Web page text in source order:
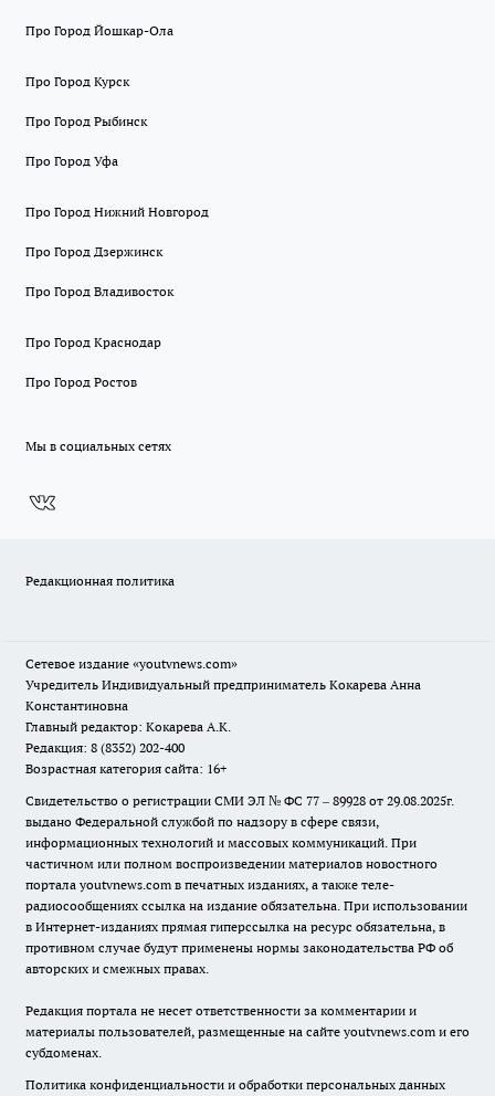
Про Город Йошкар-Ола
Про Город Курск
Про Город Рыбинск
Про Город Уфа
Про Город Нижний Новгород
Про Город Дзержинск
Про Город Владивосток
Про Город Краснодар
Про Город Ростов
Мы в социальных сетях
Редакционная политика
Сетевое издание «youtvnews.com»
Учредитель Индивидуальный предприниматель Кокарева Анна
Константиновна
Главный редактор: Кокарева А.К.
Редакция: 8 (8352) 202-400
Возрастная категория сайта: 16+
Свидетельство о регистрации СМИ ЭЛ № ФС 77 – 89928 от 29.08.2025г.
выдано Федеральной службой по надзору в сфере связи,
информационных технологий и массовых коммуникаций. При
частичном или полном воспроизведении материалов новостного
портала youtvnews.com в печатных изданиях, а также теле-
радиосообщениях ссылка на издание обязательна. При использовании
в Интернет-изданиях прямая гиперссылка на ресурс обязательна, в
противном случае будут применены нормы законодательства РФ об
авторских и смежных правах.
Редакция портала не несет ответственности за комментарии и
материалы пользователей, размещенные на сайте youtvnews.com и его
субдоменах.
Политика конфиденциальности и обработки персональных данных